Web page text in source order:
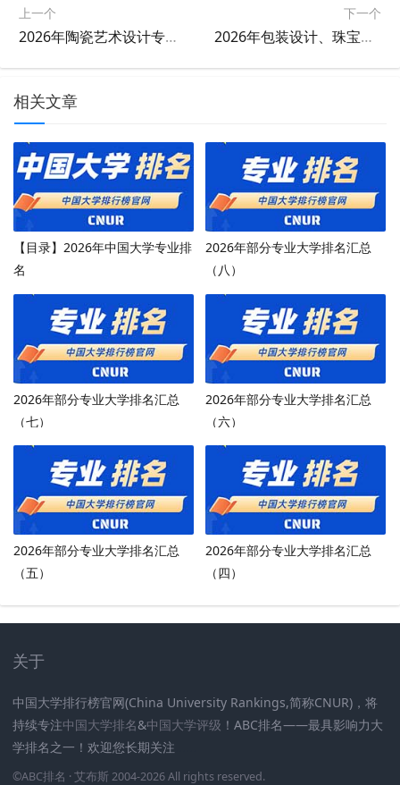
上一个
2026年陶瓷艺术设计专业大学排名
下一个
2026年包装设计、珠宝首饰设计与工艺专业大学排名
相关文章
【目录】2026年中国大学专业排
名
2026年部分专业大学排名汇总
（八）
2026年部分专业大学排名汇总
（七）
2026年部分专业大学排名汇总
（六）
2026年部分专业大学排名汇总
（五）
2026年部分专业大学排名汇总
（四）
关于
中国大学排行榜官网(China University Rankings,简称CNUR)，将
持续专注中国大学排名&中国大学评级 ！ABC排名——最具影响力大
学排名之一！欢迎您长期关注
©ABC排名 · 艾布斯 2004-2026 All rights reserved.